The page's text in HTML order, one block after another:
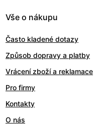
Vše o nákupu
Často kladené dotazy
Způsob dopravy a platby
Vrácení zboží a reklamace
Pro firmy
Kontakty
O nás